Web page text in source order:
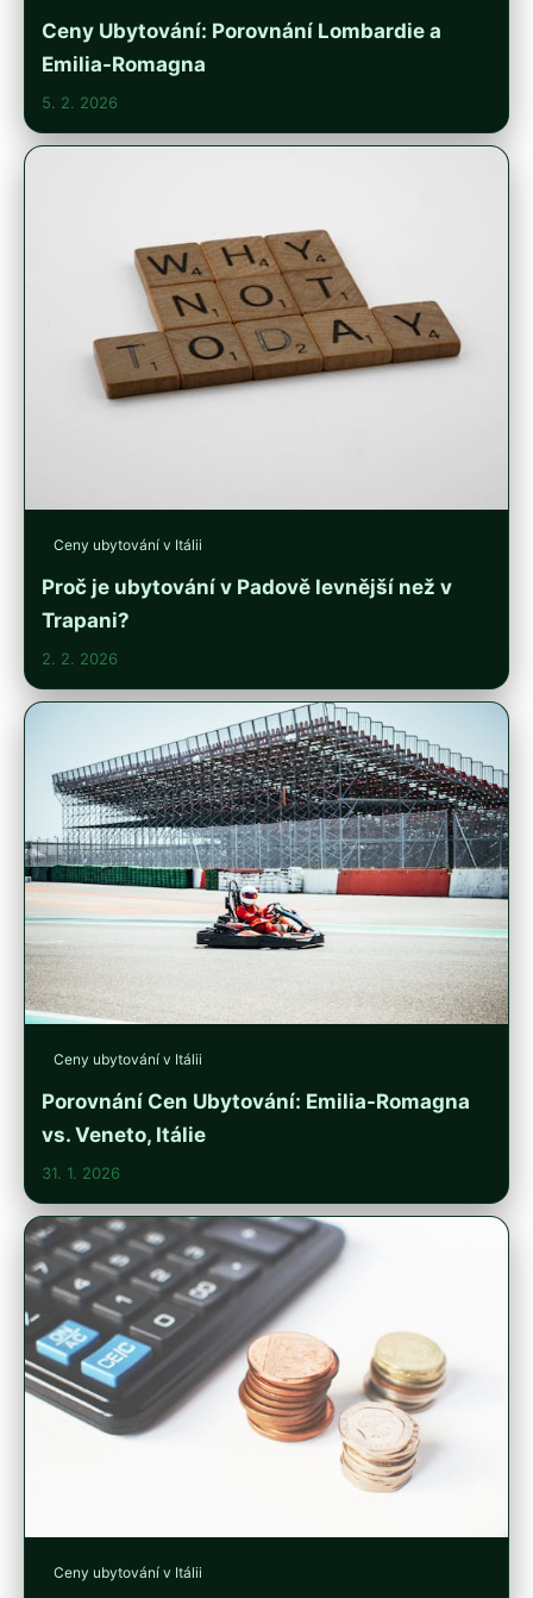
Ceny Ubytování: Porovnání Lombardie a
Emilia-Romagna
5. 2. 2026
Ceny ubytování v Itálii
Proč je ubytování v Padově levnější než v
Trapani?
2. 2. 2026
Ceny ubytování v Itálii
Porovnání Cen Ubytování: Emilia-Romagna
vs. Veneto, Itálie
31. 1. 2026
Ceny ubytování v Itálii